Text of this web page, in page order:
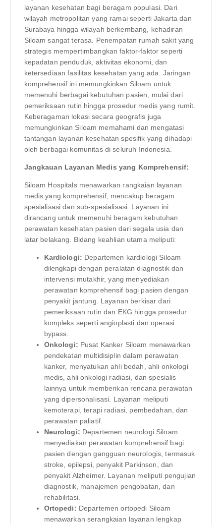
layanan kesehatan bagi beragam populasi. Dari
wilayah metropolitan yang ramai seperti Jakarta dan
Surabaya hingga wilayah berkembang, kehadiran
Siloam sangat terasa. Penempatan rumah sakit yang
strategis mempertimbangkan faktor-faktor seperti
kepadatan penduduk, aktivitas ekonomi, dan
ketersediaan fasilitas kesehatan yang ada. Jaringan
komprehensif ini memungkinkan Siloam untuk
memenuhi berbagai kebutuhan pasien, mulai dari
pemeriksaan rutin hingga prosedur medis yang rumit.
Keberagaman lokasi secara geografis juga
memungkinkan Siloam memahami dan mengatasi
tantangan layanan kesehatan spesifik yang dihadapi
oleh berbagai komunitas di seluruh Indonesia.
Jangkauan Layanan Medis yang Komprehensif:
Siloam Hospitals menawarkan rangkaian layanan
medis yang komprehensif, mencakup beragam
spesialisasi dan sub-spesialisasi. Layanan ini
dirancang untuk memenuhi beragam kebutuhan
perawatan kesehatan pasien dari segala usia dan
latar belakang. Bidang keahlian utama meliputi:
Kardiologi: Departemen kardiologi Siloam
dilengkapi dengan peralatan diagnostik dan
intervensi mutakhir, yang menyediakan
perawatan komprehensif bagi pasien dengan
penyakit jantung. Layanan berkisar dari
pemeriksaan rutin dan EKG hingga prosedur
kompleks seperti angioplasti dan operasi
bypass.
Onkologi: Pusat Kanker Siloam menawarkan
pendekatan multidisiplin dalam perawatan
kanker, menyatukan ahli bedah, ahli onkologi
medis, ahli onkologi radiasi, dan spesialis
lainnya untuk memberikan rencana perawatan
yang dipersonalisasi. Layanan meliputi
kemoterapi, terapi radiasi, pembedahan, dan
perawatan paliatif.
Neurologi: Departemen neurologi Siloam
menyediakan perawatan komprehensif bagi
pasien dengan gangguan neurologis, termasuk
stroke, epilepsi, penyakit Parkinson, dan
penyakit Alzheimer. Layanan meliputi pengujian
diagnostik, manajemen pengobatan, dan
rehabilitasi.
Ortopedi: Departemen ortopedi Siloam
menawarkan serangkaian layanan lengkap